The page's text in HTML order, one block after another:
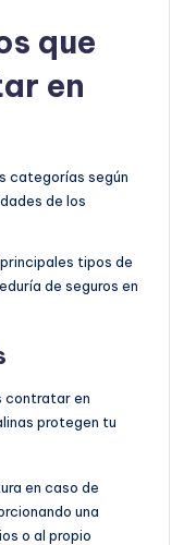
que
en
categorías según
de los
tipos de
de seguros en
contratar en
protegen tu
en caso de
una
o al propio